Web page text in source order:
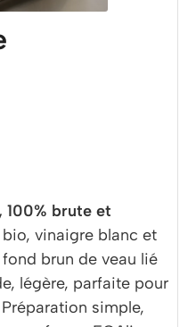
100% brute et
vinaigre blanc et
brun de veau lié
légère, parfaite pour
simple,